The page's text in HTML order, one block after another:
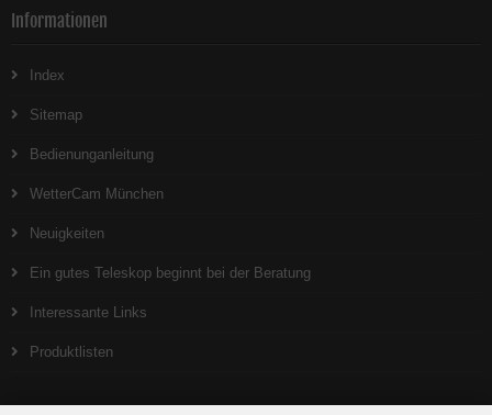
Informationen
Index
Sitemap
Bedienunganleitung
WetterCam München
Neuigkeiten
Ein gutes Teleskop beginnt bei der Beratung
Interessante Links
Produktlisten